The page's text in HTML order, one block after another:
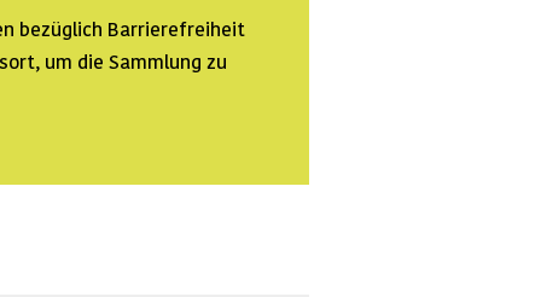
bezüglich Barrierefreiheit
um die Sammlung zu